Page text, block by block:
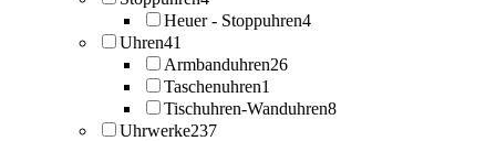
Heuer - Stoppuhren4
Uhren41
Armbanduhren26
Taschenuhren1
Tischuhren-Wanduhren8
Uhrwerke237